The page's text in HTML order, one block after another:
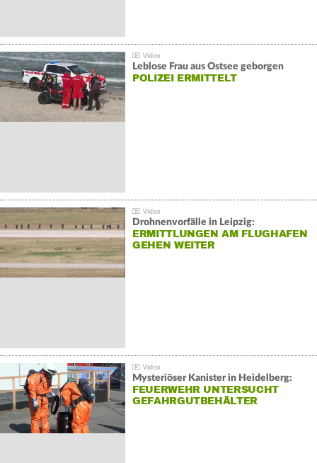
Leblose Frau aus Ostsee geborgen
POLIZEI ERMITTELT
Drohnenvorfälle in Leipzig:
ERMITTLUNGEN AM FLUGHAFEN
GEHEN WEITER
Mysteriöser Kanister in Heidelberg:
FEUERWEHR UNTERSUCHT
GEFAHRGUTBEHÄLTER